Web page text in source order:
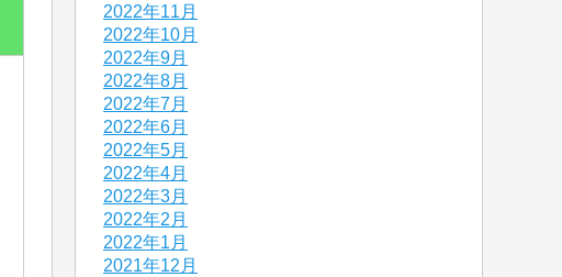
2022年11月
2022年10月
2022年9月
2022年8月
2022年7月
2022年6月
2022年5月
2022年4月
2022年3月
2022年2月
2022年1月
2021年12月